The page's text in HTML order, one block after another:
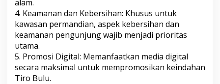
alam.
4. Keamanan dan Kebersihan: Khusus untuk
kawasan permandian, aspek kebersihan dan
keamanan pengunjung wajib menjadi prioritas
utama.
5. Promosi Digital: Memanfaatkan media digital
secara maksimal untuk mempromosikan keindahan
Tiro Bulu.